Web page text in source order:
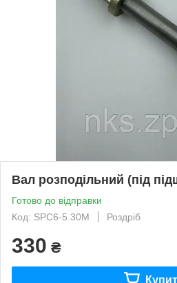
Вал розподільний (під
Готово до відправки
Код: SPC6-5.30М
Роздріб
330 ₴